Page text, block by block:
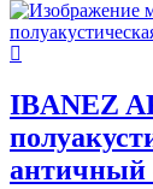
IBANEZ
античный